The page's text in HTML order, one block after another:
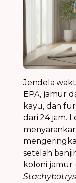
Jendela
EPA, jamur
kayu, dan
dari 24 jam.
setelah
koloni jamur
Stachybotrys